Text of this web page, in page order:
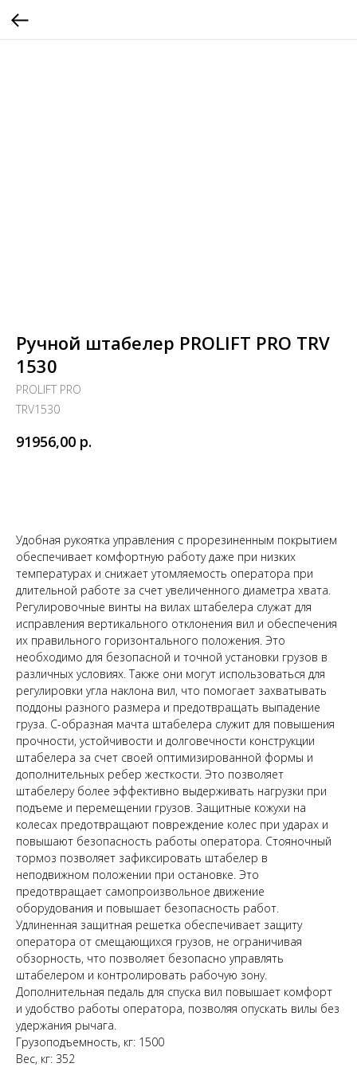
Ручной штабелер PROLIFT PRO TRV
1530
PROLIFT PRO
TRV1530
91956,00 р.
Удобная рукоятка управления с прорезиненным покрытием
обеспечивает комфортную работу даже при низких
температурах и снижает утомляемость оператора при
длительной работе за счет увеличенного диаметра хвата.
Регулировочные винты на вилах штабелера служат для
исправления вертикального отклонения вил и обеспечения
их правильного горизонтального положения. Это
необходимо для безопасной и точной установки грузов в
различных условиях. Также они могут использоваться для
регулировки угла наклона вил, что помогает захватывать
поддоны разного размера и предотвращать выпадение
груза. С-образная мачта штабелера служит для повышения
прочности, устойчивости и долговечности конструкции
штабелера за счет своей оптимизированной формы и
дополнительных ребер жесткости. Это позволяет
штабелеру более эффективно выдерживать нагрузки при
подъеме и перемещении грузов. Защитные кожухи на
колесах предотвращают повреждение колес при ударах и
повышают безопасность работы оператора. Стояночный
тормоз позволяет зафиксировать штабелер в
неподвижном положении при остановке. Это
предотвращает самопроизвольное движение
оборудования и повышает безопасность работ.
Удлиненная защитная решетка обеспечивает защиту
оператора от смещающихся грузов, не ограничивая
обзорность, что позволяет безопасно управлять
штабелером и контролировать рабочую зону.
Дополнительная педаль для спуска вил повышает комфорт
и удобство работы оператора, позволяя опускать вилы без
удержания рычага.
Грузоподъемность, кг: 1500
Вес, кг: 352